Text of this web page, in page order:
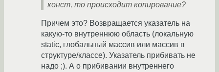
конст, то происходит копирование?
Причем это? Возвращается указатель на
какую-то внутреннюю область (локальную
static, глобальный массив или массив в
структуре/классе). Указатель прибивать не
надо ;). А о прибивании внутреннего